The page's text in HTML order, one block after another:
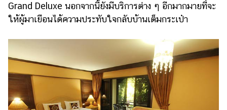
Grand Deluxe นอกจากนี้ยังมีบริการต่าง ๆ อีกมากมายที่จะ
ให้ผู้มาเยือนได้ความประทับใจกลับบ้านเต็มกระเป๋า